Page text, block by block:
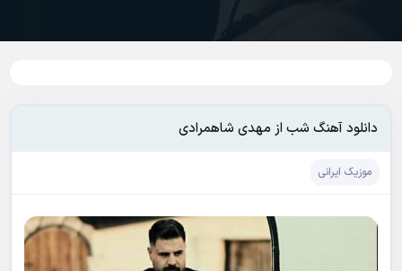
دانلود آهنگ شب از مهدی شاهمرادی
موزیک ایرانی